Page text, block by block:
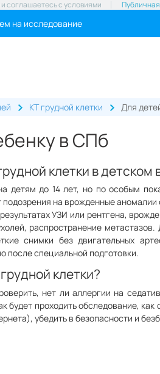
соглашаетесь с условиями
на исследование
КТ грудной клетки Для
в СПб
клетки в детском
детям до 14 лет, но по особым
на врожденные аномалии
УЗИ или рентгена,
распространение
снимки без двигательных
после специальной подготовки.
клетки?
нет ли аллергии на
будет проходить обследование, как
убедить в безопасности и